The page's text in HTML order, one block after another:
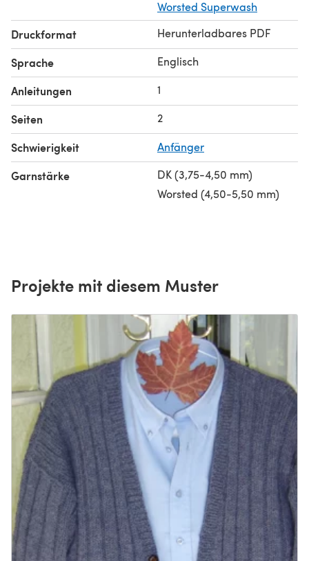
Worsted Superwash
Druckformat Herunterladbares PDF
Sprache Englisch
Anleitungen 1
Seiten 2
Schwierigkeit Anfänger
Garnstärke
DK (3,75-4,50 mm)
Worsted (4,50-5,50 mm)
Projekte mit diesem Muster